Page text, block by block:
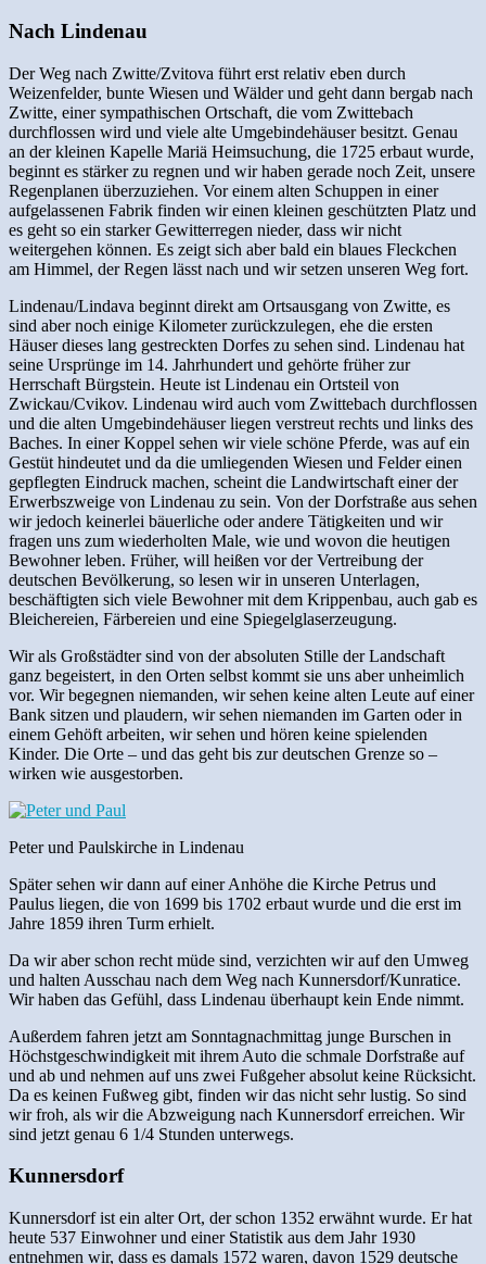
Nach Lindenau
Der Weg nach Zwitte/Zvitova führt erst relativ eben durch
Weizenfelder, bunte Wiesen und Wälder und geht dann bergab nach
Zwitte, einer sympathischen Ortschaft, die vom Zwittebach
durchflossen wird und viele alte Umgebindehäuser besitzt. Genau
an der kleinen Kapelle Mariä Heimsuchung, die 1725 erbaut wurde,
beginnt es stärker zu regnen und wir haben gerade noch Zeit, unsere
Regenplanen überzuziehen. Vor einem alten Schuppen in einer
aufgelassenen Fabrik finden wir einen kleinen geschützten Platz und
es geht so ein starker Gewitterregen nieder, dass wir nicht
weitergehen können. Es zeigt sich aber bald ein blaues Fleckchen
am Himmel, der Regen lässt nach und wir setzen unseren Weg fort.
Lindenau/Lindava beginnt direkt am Ortsausgang von Zwitte, es
sind aber noch einige Kilometer zurückzulegen, ehe die ersten
Häuser dieses lang gestreckten Dorfes zu sehen sind. Lindenau hat
seine Ursprünge im 14. Jahrhundert und gehörte früher zur
Herrschaft Bürgstein. Heute ist Lindenau ein Ortsteil von
Zwickau/Cvikov. Lindenau wird auch vom Zwittebach durchflossen
und die alten Umgebindehäuser liegen verstreut rechts und links des
Baches. In einer Koppel sehen wir viele schöne Pferde, was auf ein
Gestüt hindeutet und da die umliegenden Wiesen und Felder einen
gepflegten Eindruck machen, scheint die Landwirtschaft einer der
Erwerbszweige von Lindenau zu sein. Von der Dorfstraße aus sehen
wir jedoch keinerlei bäuerliche oder andere Tätigkeiten und wir
fragen uns zum wiederholten Male, wie und wovon die heutigen
Bewohner leben. Früher, will heißen vor der Vertreibung der
deutschen Bevölkerung, so lesen wir in unseren Unterlagen,
beschäftigten sich viele Bewohner mit dem Krippenbau, auch gab es
Bleichereien, Färbereien und eine Spiegelglaserzeugung.
Wir als Großstädter sind von der absoluten Stille der Landschaft
ganz begeistert, in den Orten selbst kommt sie uns aber unheimlich
vor. Wir begegnen niemanden, wir sehen keine alten Leute auf einer
Bank sitzen und plaudern, wir sehen niemanden im Garten oder in
einem Gehöft arbeiten, wir sehen und hören keine spielenden
Kinder. Die Orte – und das geht bis zur deutschen Grenze so –
wirken wie ausgestorben.
Peter und Paulskirche in Lindenau
Später sehen wir dann auf einer Anhöhe die Kirche Petrus und
Paulus liegen, die von 1699 bis 1702 erbaut wurde und die erst im
Jahre 1859 ihren Turm erhielt.
Da wir aber schon recht müde sind, verzichten wir auf den Umweg
und halten Ausschau nach dem Weg nach Kunnersdorf/Kunratice.
Wir haben das Gefühl, dass Lindenau überhaupt kein Ende nimmt.
Außerdem fahren jetzt am Sonntagnachmittag junge Burschen in
Höchstgeschwindigkeit mit ihrem Auto die schmale Dorfstraße auf
und ab und nehmen auf uns zwei Fußgeher absolut keine Rücksicht.
Da es keinen Fußweg gibt, finden wir das nicht sehr lustig. So sind
wir froh, als wir die Abzweigung nach Kunnersdorf erreichen. Wir
sind jetzt genau 6 1/4 Stunden unterwegs.
Kunnersdorf
Kunnersdorf ist ein alter Ort, der schon 1352 erwähnt wurde. Er hat
heute 537 Einwohner und einer Statistik aus dem Jahr 1930
entnehmen wir, dass es damals 1572 waren, davon 1529 deutsche